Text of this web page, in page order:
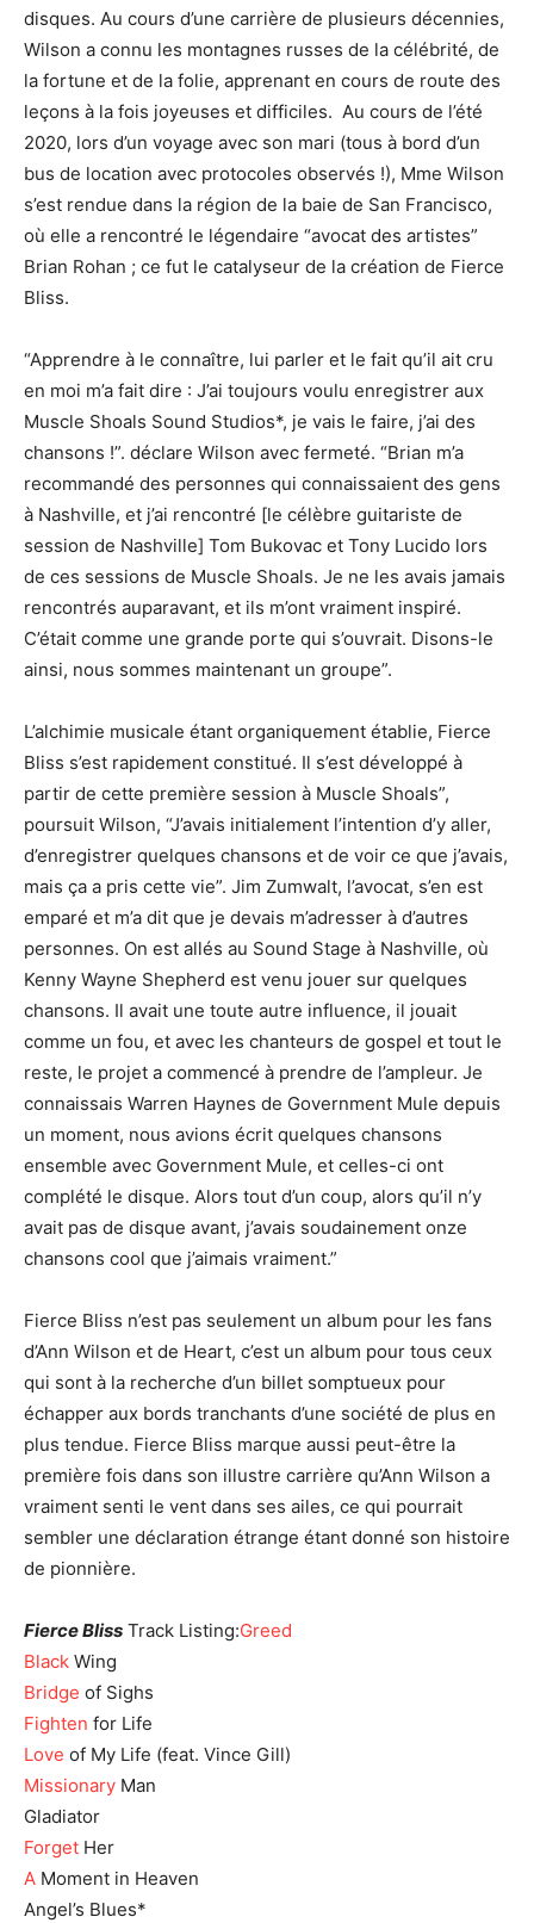
disques. Au cours d’une carrière de plusieurs décennies,
Wilson a connu les montagnes russes de la célébrité, de
la fortune et de la folie, apprenant en cours de route des
leçons à la fois joyeuses et difficiles. Au cours de l’été
2020, lors d’un voyage avec son mari (tous à bord d’un
bus de location avec protocoles observés !), Mme Wilson
s’est rendue dans la région de la baie de San Francisco,
où elle a rencontré le légendaire “avocat des artistes”
Brian Rohan ; ce fut le catalyseur de la création de Fierce
Bliss.
“Apprendre à le connaître, lui parler et le fait qu’il ait cru
en moi m’a fait dire : J’ai toujours voulu enregistrer aux
Muscle Shoals Sound Studios*, je vais le faire, j’ai des
chansons !”. déclare Wilson avec fermeté. “Brian m’a
recommandé des personnes qui connaissaient des gens
à Nashville, et j’ai rencontré [le célèbre guitariste de
session de Nashville] Tom Bukovac et Tony Lucido lors
de ces sessions de Muscle Shoals. Je ne les avais jamais
rencontrés auparavant, et ils m’ont vraiment inspiré.
C’était comme une grande porte qui s’ouvrait. Disons-le
ainsi, nous sommes maintenant un groupe”.
L’alchimie musicale étant organiquement établie, Fierce
Bliss s’est rapidement constitué. Il s’est développé à
partir de cette première session à Muscle Shoals”,
poursuit Wilson, “J’avais initialement l’intention d’y aller,
d’enregistrer quelques chansons et de voir ce que j’avais,
mais ça a pris cette vie”. Jim Zumwalt, l’avocat, s’en est
emparé et m’a dit que je devais m’adresser à d’autres
personnes. On est allés au Sound Stage à Nashville, où
Kenny Wayne Shepherd est venu jouer sur quelques
chansons. Il avait une toute autre influence, il jouait
comme un fou, et avec les chanteurs de gospel et tout le
reste, le projet a commencé à prendre de l’ampleur. Je
connaissais Warren Haynes de Government Mule depuis
un moment, nous avions écrit quelques chansons
ensemble avec Government Mule, et celles-ci ont
complété le disque. Alors tout d’un coup, alors qu’il n’y
avait pas de disque avant, j’avais soudainement onze
chansons cool que j’aimais vraiment.”
Fierce Bliss n’est pas seulement un album pour les fans
d’Ann Wilson et de Heart, c’est un album pour tous ceux
qui sont à la recherche d’un billet somptueux pour
échapper aux bords tranchants d’une société de plus en
plus tendue. Fierce Bliss marque aussi peut-être la
première fois dans son illustre carrière qu’Ann Wilson a
vraiment senti le vent dans ses ailes, ce qui pourrait
sembler une déclaration étrange étant donné son histoire
de pionnière.
Fierce Bliss Track Listing:Greed
Black Wing
Bridge of Sighs
Fighten for Life
Love of My Life (feat. Vince Gill)
Missionary Man
Gladiator
Forget Her
A Moment in Heaven
Angel’s Blues*